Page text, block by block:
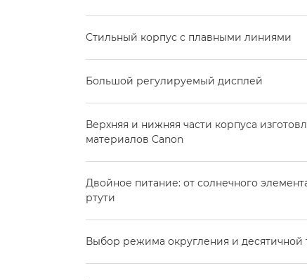
Стильный корпус с плавными линиями
Большой регулируемый дисплей
Верхняя и нижняя части корпуса
материалов Canon
Двойное питание: от солнечного
ртути
Выбор режима округления и десятичной